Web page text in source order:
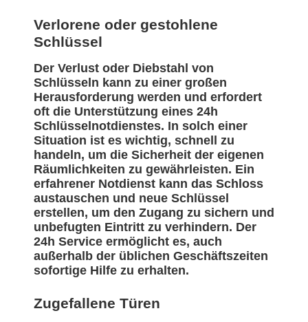
Verlorene oder gestohlene
Schlüssel
Der Verlust oder Diebstahl von
Schlüsseln kann zu einer großen
Herausforderung werden und erfordert
oft die Unterstützung eines 24h
Schlüsselnotdienstes. In solch einer
Situation ist es wichtig, schnell zu
handeln, um die Sicherheit der eigenen
Räumlichkeiten zu gewährleisten. Ein
erfahrener Notdienst kann das Schloss
austauschen und neue Schlüssel
erstellen, um den Zugang zu sichern und
unbefugten Eintritt zu verhindern. Der
24h Service ermöglicht es, auch
außerhalb der üblichen Geschäftszeiten
sofortige Hilfe zu erhalten.
Zugefallene Türen